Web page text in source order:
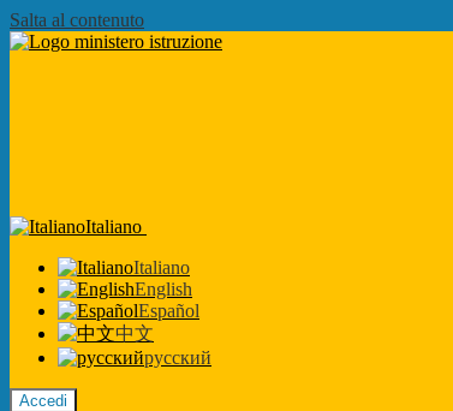
Salta al contenuto
Italiano
Italiano
English
Español
中文
русский
Accedi